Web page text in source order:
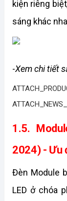
kiện riêng
sáng khác
-Xem chi tiết
1.5.
2024) - Ưu
Đèn Module
LED ở chóa